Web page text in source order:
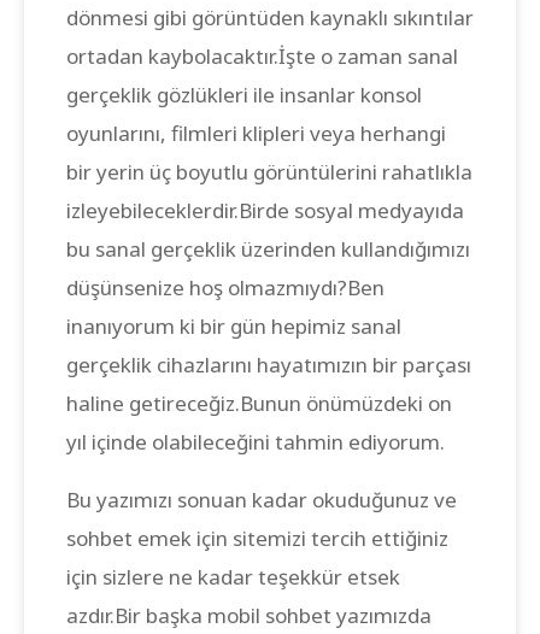
dönmesi gibi görüntüden kaynaklı sıkıntılar
ortadan kaybolacaktır.İşte o zaman sanal
gerçeklik gözlükleri ile insanlar konsol
oyunlarını, filmleri klipleri veya herhangi
bir yerin üç boyutlu görüntülerini rahatlıkla
izleyebileceklerdir.Birde sosyal medyayıda
bu sanal gerçeklik üzerinden kullandığımızı
düşünsenize hoş olmazmıydı?Ben
inanıyorum ki bir gün hepimiz sanal
gerçeklik cihazlarını hayatımızın bir parçası
haline getireceğiz.Bunun önümüzdeki on
yıl içinde olabileceğini tahmin ediyorum.
Bu yazımızı sonuan kadar okuduğunuz ve
sohbet emek için sitemizi tercih ettiğiniz
için sizlere ne kadar teşekkür etsek
azdır.Bir başka mobil sohbet yazımızda